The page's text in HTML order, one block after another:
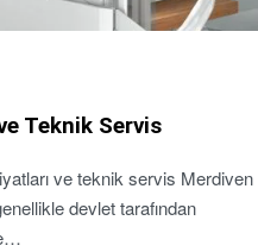
Teknik Servis
ve teknik servis Merdiven
devlet tarafından